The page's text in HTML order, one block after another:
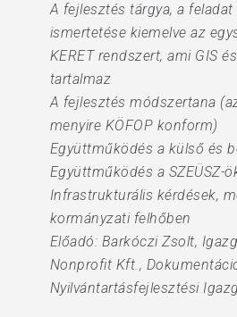
A fejlesztés tárgya, a
ismertetése kiemelve az
KERET rendszert, ami GIS
tartalmaz
A fejlesztés módszertana
menyire KÖFOP konform)
Együttműködés a külső és
Együttműködés a SZEÜSZ-
Infrastrukturális kérdések,
kormányzati felhőben
Előadó: Barkóczi Zsolt,
Nonprofit Kft.,
Nyilvántartásfejlesztési